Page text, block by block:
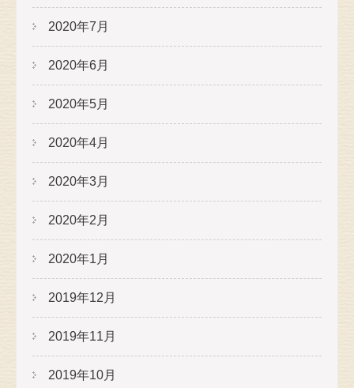
2020年7月
2020年6月
2020年5月
2020年4月
2020年3月
2020年2月
2020年1月
2019年12月
2019年11月
2019年10月